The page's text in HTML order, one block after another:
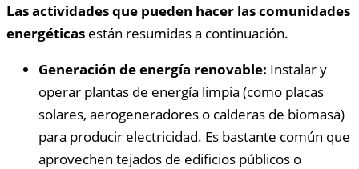
Las actividades que pueden hacer las comunidades
energéticas están resumidas a continuación.
Generación de energía renovable: Instalar y
operar plantas de energía limpia (como placas
solares, aerogeneradores o calderas de biomasa)
para producir electricidad. Es bastante común que
aprovechen tejados de edificios públicos o